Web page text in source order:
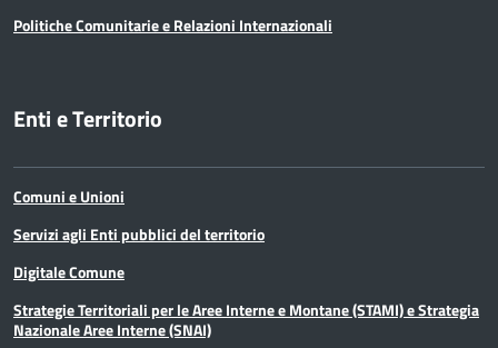
Politiche Comunitarie e Relazioni Internazionali
Enti e Territorio
Comuni e Unioni
Servizi agli Enti pubblici del territorio
Digitale Comune
Strategie Territoriali per le Aree Interne e Montane (STAMI) e Strategia
Nazionale Aree Interne (SNAI)